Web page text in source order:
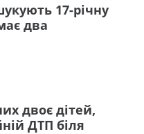
17-річну
два
двоє дітей,
ДТП біля